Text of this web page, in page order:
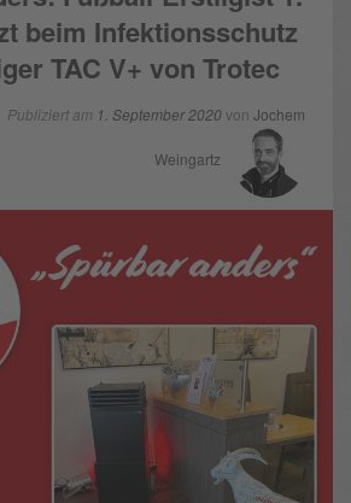
beim Infektionsschutz
TAC V+ von Trotec
Publiziert am 1. September 2020von Jochem
Weingartz